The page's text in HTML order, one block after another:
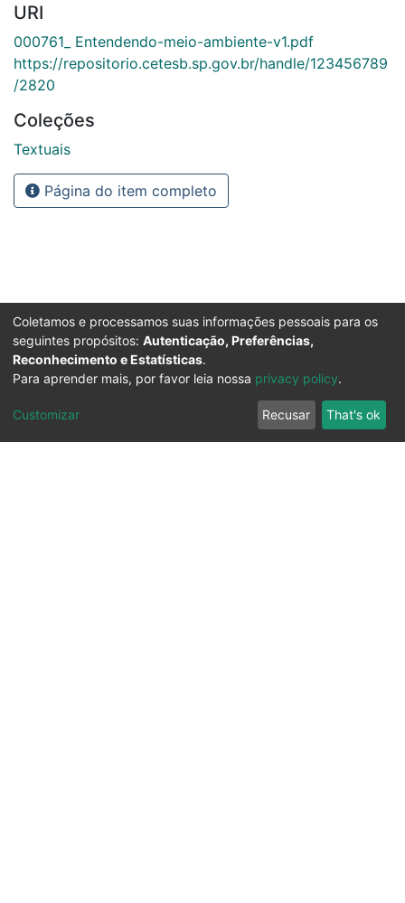
URI
000761_ Entendendo-meio-ambiente-v1.pdf
https://repositorio.cetesb.sp.gov.br/handle/123456789
/2820
Coleções
Textuais
Página do item completo
Coletamos e processamos suas informações pessoais para os
seguintes propósitos: Autenticação, Preferências,
Reconhecimento e Estatísticas.
Para aprender mais, por favor leia nossa privacy policy.
Customizar Recusar That's ok